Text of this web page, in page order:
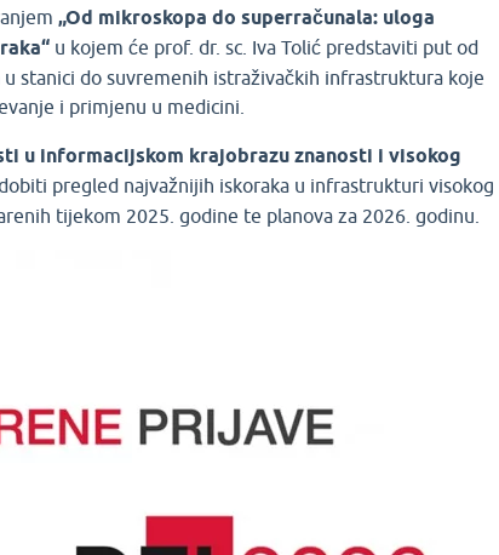
„Od mikroskopa do superračunala: uloga
u kojem će prof. dr. sc. Iva Tolić predstaviti put od
stanici do suvremenih istraživačkih infrastruktura koje
i primjenu u medicini.
u informacijskom krajobrazu znanosti i visokog
pregled najvažnijih iskoraka u infrastrukturi visokog
tijekom 2025. godine te planova za 2026. godinu.